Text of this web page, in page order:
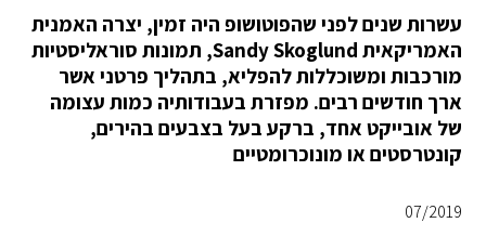
עשרות שנים לפני שהפוטושופ היה זמין, יצרה האמנית
האמריקאית Sandy Skoglund, תמונות סוראליסטיות
מורכבות ומשוכללות להפליא, בתהליך פרטני אשר
ארך חודשים רבים. מפזרת בעבודותיה כמות עצומה
של אובייקט אחד, ברקע בעל בצבעים בהירים,
קונטרסטים או מונוכרומטיים
07/2019